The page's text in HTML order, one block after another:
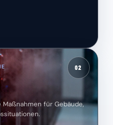
02
für Gebäude,